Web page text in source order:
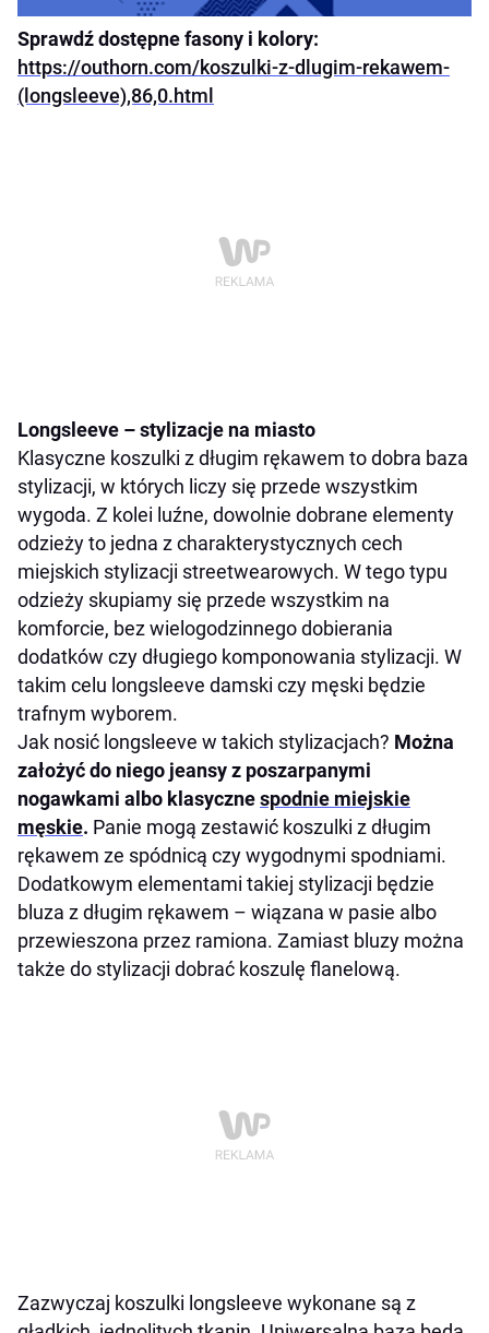
Sprawdź dostępne fasony i kolory:
https://outhorn.com/koszulki-z-dlugim-rekawem-
(longsleeve),86,0.html
Longsleeve – stylizacje na miasto
Klasyczne koszulki z długim rękawem to dobra baza
stylizacji, w których liczy się przede wszystkim
wygoda. Z kolei luźne, dowolnie dobrane elementy
odzieży to jedna z charakterystycznych cech
miejskich stylizacji streetwearowych. W tego typu
odzieży skupiamy się przede wszystkim na
komforcie, bez wielogodzinnego dobierania
dodatków czy długiego komponowania stylizacji. W
takim celu longsleeve damski czy męski będzie
trafnym wyborem.
Jak nosić longsleeve w takich stylizacjach? Można
założyć do niego jeansy z poszarpanymi
nogawkami albo klasycznespodnie miejskie
męskie. Panie mogą zestawić koszulki z długim
rękawem ze spódnicą czy wygodnymi spodniami.
Dodatkowym elementami takiej stylizacji będzie
bluza z długim rękawem – wiązana w pasie albo
przewieszona przez ramiona. Zamiast bluzy można
także do stylizacji dobrać koszulę flanelową.
Zazwyczaj koszulki longsleeve wykonane są z